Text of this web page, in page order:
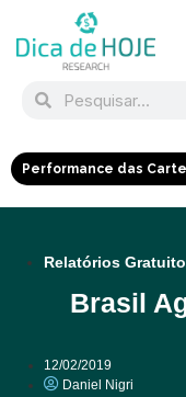
Performance das
Relatórios
Brasil
12/02/2019
Daniel Nigri